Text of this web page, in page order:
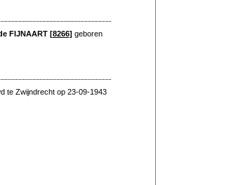
FIJNAART [8266] geboren
te Zwijndrecht op 23-09-1943